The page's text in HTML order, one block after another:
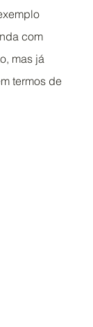
com
mas já
termos de